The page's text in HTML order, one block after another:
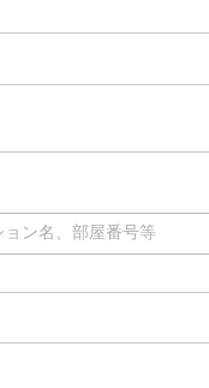
ン名、部屋番号等